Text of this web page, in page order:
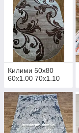
Килими 50х80
60х1.00 70х1.10